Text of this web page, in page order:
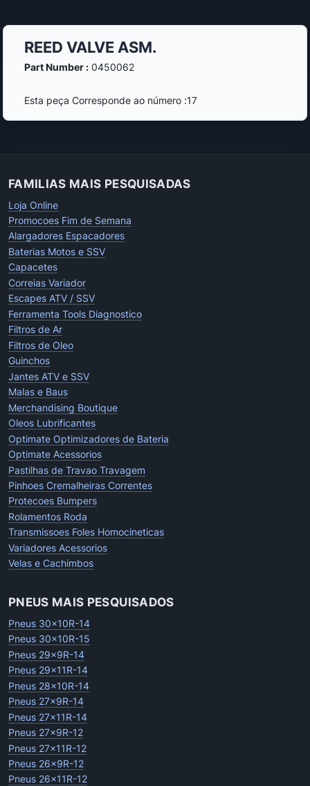
REED VALVE ASM.
Part Number :0450062
Esta peça Corresponde ao número :17
FAMILIAS MAIS PESQUISADAS
Loja Online
Promocoes Fim de Semana
Alargadores Espacadores
Baterias Motos e SSV
Capacetes
Correias Variador
Escapes ATV / SSV
Ferramenta Tools Diagnostico
Filtros de Ar
Filtros de Oleo
Guinchos
Jantes ATV e SSV
Malas e Baus
Merchandising Boutique
Oleos Lubrificantes
Optimate Optimizadores de Bateria
Optimate Acessorios
Pastilhas de Travao Travagem
Pinhoes Cremalheiras Correntes
Protecoes Bumpers
Rolamentos Roda
Transmissoes Foles Homocineticas
Variadores Acessorios
Velas e Cachimbos
PNEUS MAIS PESQUISADOS
Pneus 30x10R-14
Pneus 30x10R-15
Pneus 29x9R-14
Pneus 29x11R-14
Pneus 28x10R-14
Pneus 27x9R-14
Pneus 27x11R-14
Pneus 27x9R-12
Pneus 27x11R-12
Pneus 26x9R-12
Pneus 26x11R-12